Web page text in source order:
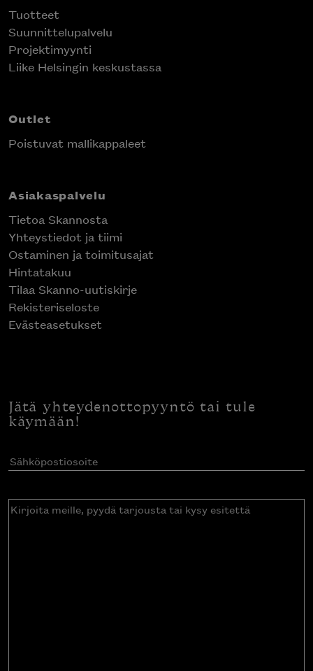
Tuotteet
Suunnittelupalvelu
Projektimyynti
Liike Helsingin keskustassa
Outlet
Poistuvat mallikappaleet
Asiakaspalvelu
Tietoa Skannosta
Yhteystiedot ja tiimi
Ostaminen ja toimitusajat
Hintatakuu
Tilaa Skanno-uutiskirje
Rekisteriseloste
Evästeasetukset
Jätä yhteydenottopyyntö tai tule
käymään!
Sähköpostiosoite(Pakollinen)
Kirjoita